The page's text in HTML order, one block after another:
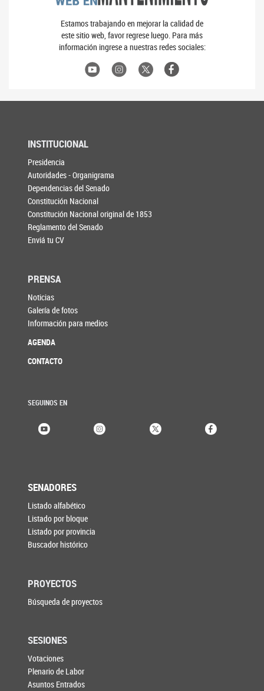
Estamos trabajando en mejorar la calidad de
este sitio web, favor regrese luego. Para más
información ingrese a nuestras redes sociales:
INSTITUCIONAL
Presidencia
Autoridades - Organigrama
Dependencias del Senado
Constitución Nacional
Constitución Nacional original de 1853
Reglamento del Senado
Enviá tu CV
PRENSA
Noticias
Galería de fotos
Información para medios
AGENDA
CONTACTO
SEGUINOS EN
SENADORES
Listado alfabético
Listado por bloque
Listado por provincia
Buscador histórico
PROYECTOS
Búsqueda de proyectos
SESIONES
Votaciones
Plenario de Labor
Asuntos Entrados